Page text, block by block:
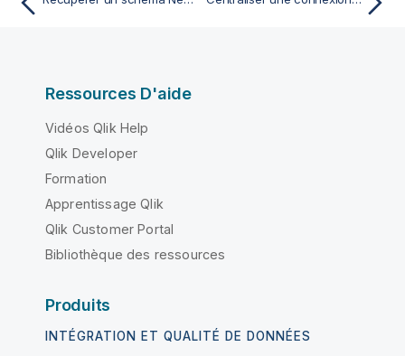
Ressources D'aide
Vidéos Qlik Help
Qlik Developer
Formation
Apprentissage Qlik
Qlik Customer Portal
Bibliothèque des ressources
Produits
INTÉGRATION ET QUALITÉ DE DONNÉES